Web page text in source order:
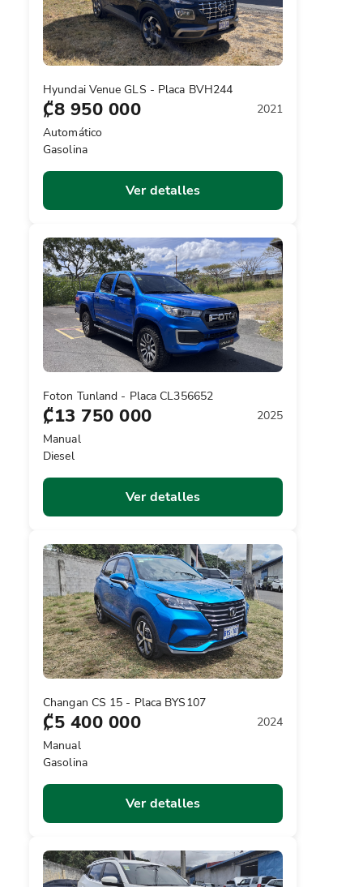
Hyundai Venue GLS - Placa BVH244
₡8 950 000
2021
Automático
Gasolina
Ver detalles
Foton Tunland - Placa CL356652
₡13 750 000
2025
Manual
Diesel
Ver detalles
Changan CS 15 - Placa BYS107
₡5 400 000
2024
Manual
Gasolina
Ver detalles